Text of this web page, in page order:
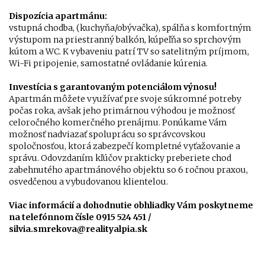
Dispozícia apartmánu:
vstupná chodba, (kuchyňa/obývačka), spálňa s komfortným
výstupom na priestranný balkón, kúpeľňa so sprchovým
kútom a WC. K vybaveniu patrí TV so satelitným príjmom,
Wi-Fi pripojenie, samostatné ovládanie kúrenia.
Investícia s garantovaným potenciálom výnosu!
Apartmán môžete využívať pre svoje súkromné potreby
počas roka, avšak jeho primárnou výhodou je možnosť
celoročného komerčného prenájmu. Ponúkame Vám
možnosť nadviazať spoluprácu so správcovskou
spoločnosťou, ktorá zabezpečí kompletné vyťažovanie a
správu. Odovzdaním kľúčov prakticky preberiete chod
zabehnutého apartmánového objektu so 6 ročnou praxou,
osvedčenou a vybudovanou klientelou.
Viac informácií a dohodnutie obhliadky Vám poskytneme
na telefónnom čísle 0915 524 451 /
silvia.smrekova@realityalpia.sk